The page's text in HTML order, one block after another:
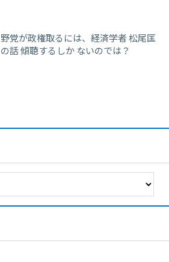
野党が政権取るには、経済学者 松尾匡
の話 傾聴するしか ないのでは？